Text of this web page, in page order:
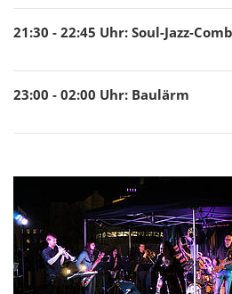
21:30 - 22:45 Uhr: Soul-Jazz-
23:00 - 02:00 Uhr: Baulärm